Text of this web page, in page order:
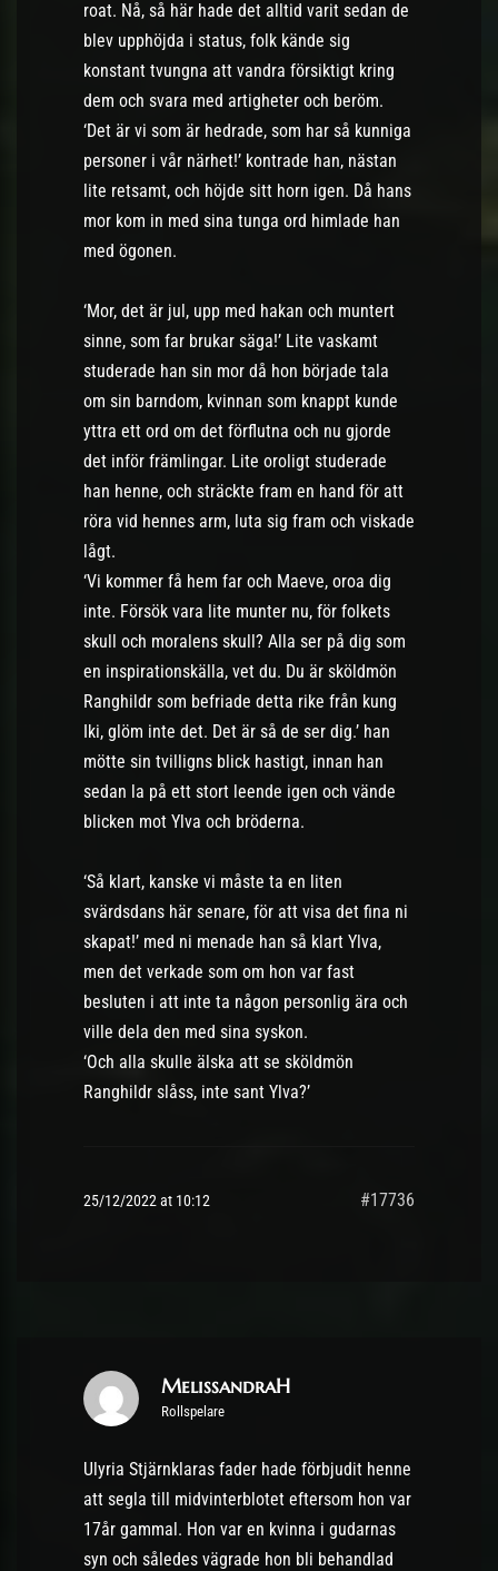
roat. Nå, så här hade det alltid varit sedan de
blev upphöjda i status, folk kände sig
konstant tvungna att vandra försiktigt kring
dem och svara med artigheter och beröm.
‘Det är vi som är hedrade, som har så kunniga
personer i vår närhet!’ kontrade han, nästan
lite retsamt, och höjde sitt horn igen. Då hans
mor kom in med sina tunga ord himlade han
med ögonen.
‘Mor, det är jul, upp med hakan och muntert
sinne, som far brukar säga!’ Lite vaskamt
studerade han sin mor då hon började tala
om sin barndom, kvinnan som knappt kunde
yttra ett ord om det förflutna och nu gjorde
det inför främlingar. Lite oroligt studerade
han henne, och sträckte fram en hand för att
röra vid hennes arm, luta sig fram och viskade
lågt.
‘Vi kommer få hem far och Maeve, oroa dig
inte. Försök vara lite munter nu, för folkets
skull och moralens skull? Alla ser på dig som
en inspirationskälla, vet du. Du är sköldmön
Ranghildr som befriade detta rike från kung
Iki, glöm inte det. Det är så de ser dig.’ han
mötte sin tvilligns blick hastigt, innan han
sedan la på ett stort leende igen och vände
blicken mot Ylva och bröderna.
‘Så klart, kanske vi måste ta en liten
svärdsdans här senare, för att visa det fina ni
skapat!’ med ni menade han så klart Ylva,
men det verkade som om hon var fast
besluten i att inte ta någon personlig ära och
ville dela den med sina syskon.
‘Och alla skulle älska att se sköldmön
Ranghildr slåss, inte sant Ylva?’
25/12/2022 at 10:12 #17736
MelissandraH
Rollspelare
Ulyria Stjärnklaras fader hade förbjudit henne
att segla till midvinterblotet eftersom hon var
17år gammal. Hon var en kvinna i gudarnas
syn och således vägrade hon bli behandlad